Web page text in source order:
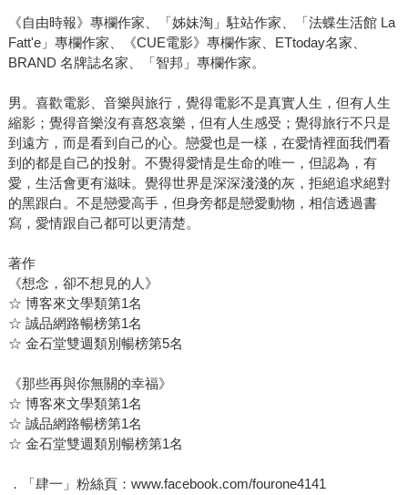
《自由時報》專欄作家、「姊妹淘」駐站作家、「法蝶生活館 La
Fatt'e」專欄作家、《CUE電影》專欄作家、ETtoday名家、
BRAND 名牌誌名家、「智邦」專欄作家。
男。喜歡電影、音樂與旅行，覺得電影不是真實人生，但有人生
縮影；覺得音樂沒有喜怒哀樂，但有人生感受；覺得旅行不只是
到遠方，而是看到自己的心。戀愛也是一樣，在愛情裡面我們看
到的都是自己的投射。不覺得愛情是生命的唯一，但認為，有
愛，生活會更有滋味。覺得世界是深深淺淺的灰，拒絕追求絕對
的黑跟白。不是戀愛高手，但身旁都是戀愛動物，相信透過書
寫，愛情跟自己都可以更清楚。
著作
《想念，卻不想見的人》
☆ 博客來文學類第1名
☆ 誠品網路暢榜第1名
☆ 金石堂雙週類別暢榜第5名
《那些再與你無關的幸福》
☆ 博客來文學類第1名
☆ 誠品網路暢榜第1名
☆ 金石堂雙週類別暢榜第1名
．「肆一」粉絲頁：www.facebook.com/fourone4141